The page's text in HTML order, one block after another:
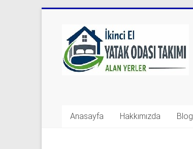
Yatak
Odası
Takımı
Yerler
Anasayfa Hakkımızda Blog